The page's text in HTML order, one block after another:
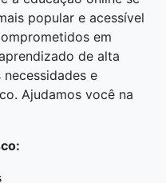
popular e acessível
em
de alta
e
Ajudamos você na